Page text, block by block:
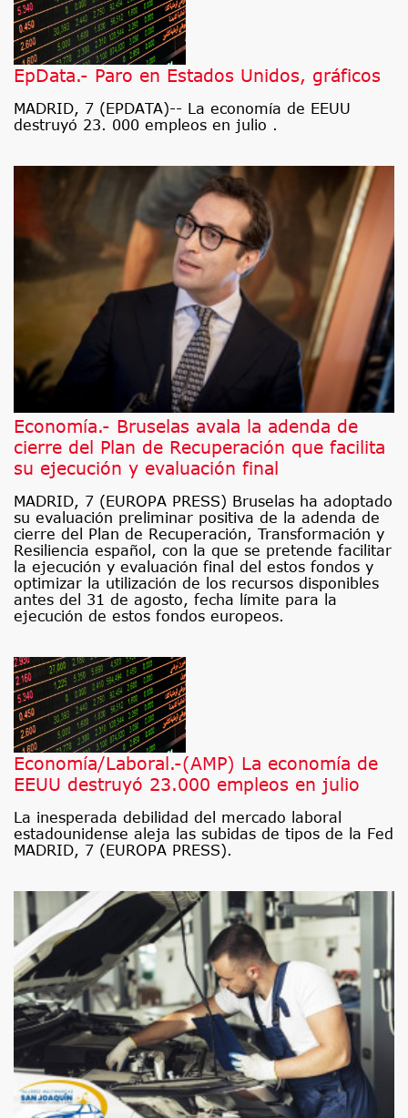
EpData.- Paro en Estados Unidos, gráficos
MADRID, 7 (EPDATA)-- La economía de EEUU
destruyó 23. 000 empleos en julio .
Economía.- Bruselas avala la adenda de
cierre del Plan de Recuperación que facilita
su ejecución y evaluación final
MADRID, 7 (EUROPA PRESS) Bruselas ha adoptado
su evaluación preliminar positiva de la adenda de
cierre del Plan de Recuperación, Transformación y
Resiliencia español, con la que se pretende facilitar
la ejecución y evaluación final del estos fondos y
optimizar la utilización de los recursos disponibles
antes del 31 de agosto, fecha límite para la
ejecución de estos fondos europeos.
Economía/Laboral.-(AMP) La economía de
EEUU destruyó 23.000 empleos en julio
La inesperada debilidad del mercado laboral
estadounidense aleja las subidas de tipos de la Fed
MADRID, 7 (EUROPA PRESS).